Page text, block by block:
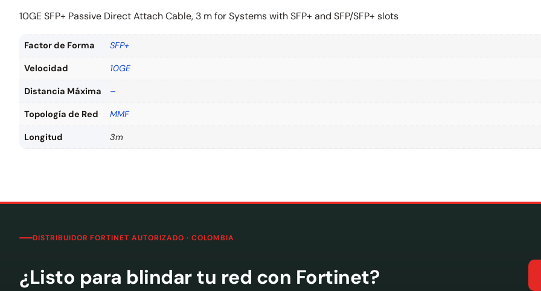
10GE SFP+ Passive Direct Attach Cable, 3 m for Systems with SFP+ and SFP/SFP+ slots
Factor de Forma SFP+
Velocidad 10GE
Distancia Máxima –
Topología de Red MMF
Longitud 3m
DISTRIBUIDOR FORTINET AUTORIZADO · COLOMBIA
¿Listo para blindar tu red con Fortinet?